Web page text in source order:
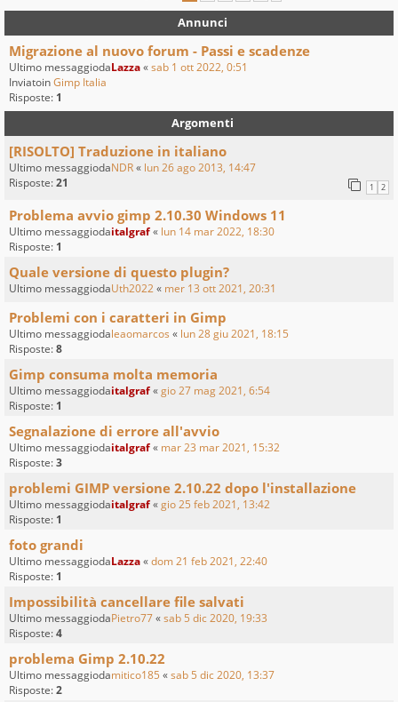
Annunci
Migrazione al nuovo forum - Passi e scadenze
Ultimo messaggiodaLazza«sab 1 ott 2022, 0:51
InviatoinGimp Italia
Risposte: 1
Argomenti
[RISOLTO] Traduzione in italiano
Ultimo messaggiodaNDR« lun 26 ago 2013, 14:47
Risposte:21 1 2
Problema avvio gimp 2.10.30 Windows 11
Ultimo messaggiodaitalgraf« lun 14 mar 2022, 18:30
Risposte: 1
Quale versione di questo plugin?
Ultimo messaggiodaUth2022« mer 13 ott 2021, 20:31
Problemi con i caratteri in Gimp
Ultimo messaggiodaleaomarcos « lun 28 giu 2021, 18:15
Risposte:8
Gimp consuma molta memoria
Ultimo messaggiodaitalgraf«gio 27 mag 2021, 6:54
Risposte: 1
Segnalazione di errore all'avvio
Ultimo messaggiodaitalgraf« mar 23 mar 2021, 15:32
Risposte:3
problemi GIMP versione 2.10.22 dopo l'installazione
Ultimo messaggiodaitalgraf«gio 25 feb 2021, 13:42
Risposte: 1
foto grandi
Ultimo messaggiodaLazza«dom 21 feb 2021, 22:40
Risposte: 1
Impossibilità cancellare file salvati
Ultimo messaggiodaPietro77«sab 5 dic 2020, 19:33
Risposte:4
problema Gimp 2.10.22
Ultimo messaggiodamitico185 «sab 5 dic 2020, 13:37
Risposte:2